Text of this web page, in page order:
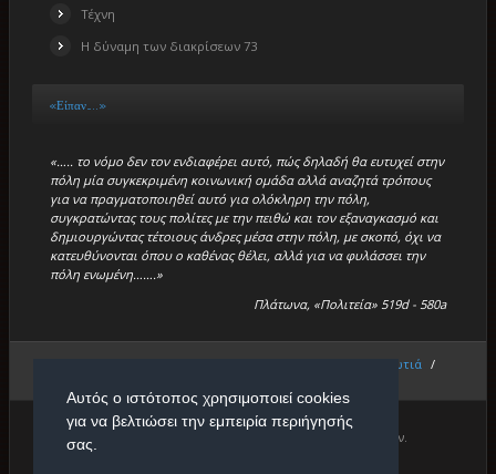
Τέχνη
Η δύναμη των διακρίσεων 73
«Είπαν…..»
«….. το νόμο δεν τον ενδιαφέρει αυτό, πώς δηλαδή θα ευτυχεί στην
πόλη μία συγκεκριμένη κοινωνική ομάδα αλλά αναζητά τρόπους
για να πραγματοποιηθεί αυτό για ολόκληρη την πόλη,
συγκρατώντας τους πολίτες με την πειθώ και τον εξαναγκασμό και
δημιουργώντας τέτοιους άνδρες μέσα στην πόλη, με σκοπό, όχι να
κατευθύνονται όπου ο καθένας θέλει, αλλά για να φυλάσσει την
πόλη ενωμένη…….»
Πλάτωνα, «Πολιτεία» 519d - 580a
Πανελλαδική Πρωτιά /
Copyright © 2026. Πρότυπο Κέντρο Φιλολογικών Μαθημάτων.
Αυτός ο ιστότοπος χρησιμοποιεί cookies
για να βελτιώσει την εμπειρία περιήγησής
σας.